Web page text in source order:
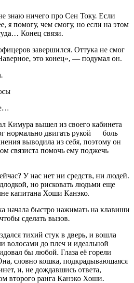
знаю ничего про Сен Току. Если
я помогу, чем смогу, но если на этом
Конец связи.
завершился. Оттука не смог
это конец», — подумал он.
Кимура вышел из своего кабинета
нормально двигать рукой — боль
выводила из себя, поэтому он
связиста помочь ему поджечь
У нас нет ни средств, ни людей.
но рисковать людьми еще
капитана Хоши Канэко.
начала быстро нажимать на клавиши
сделать вызов.
тихий стук в дверь, и вошла
волосами до плеч и идеальной
бы любой. Глаза её горели
словно кошка, подкрадывающаяся
и, не дождавшись ответа,
второго ранга Канэко Хоши.